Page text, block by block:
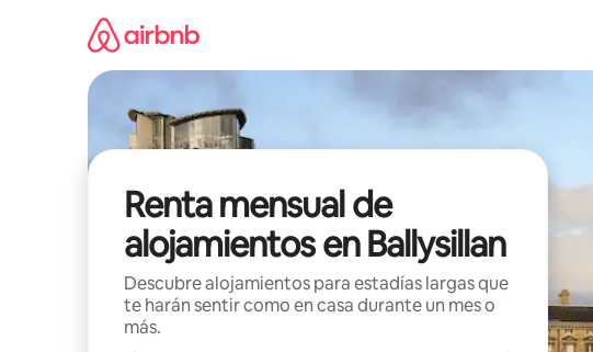
Renta mensual de
alojamientos en Ballysillan
Descubre alojamientos para estadías largas que
te harán sentir como en casa durante un mes o
más.